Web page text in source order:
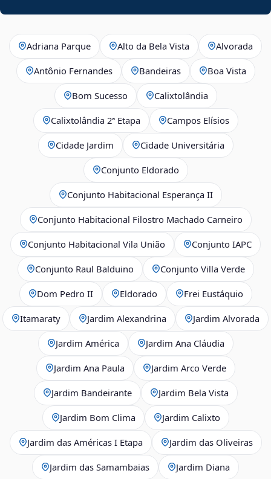
Adriana Parque Alto da Bela Vista Alvorada
Antônio Fernandes Bandeiras Boa Vista
Bom Sucesso Calixtolândia
Calixtolândia 2ª Etapa Campos Elísios
Cidade Jardim Cidade Universitária
Conjunto Eldorado
Conjunto Habitacional Esperança II
Conjunto Habitacional Filostro Machado Carneiro
Conjunto Habitacional Vila União Conjunto IAPC
Conjunto Raul Balduino Conjunto Villa Verde
Dom Pedro II Eldorado Frei Eustáquio
Itamaraty Jardim Alexandrina Jardim Alvorada
Jardim América Jardim Ana Cláudia
Jardim Ana Paula Jardim Arco Verde
Jardim Bandeirante Jardim Bela Vista
Jardim Bom Clima Jardim Calixto
Jardim das Américas I Etapa Jardim das Oliveiras
Jardim das Samambaias Jardim Diana